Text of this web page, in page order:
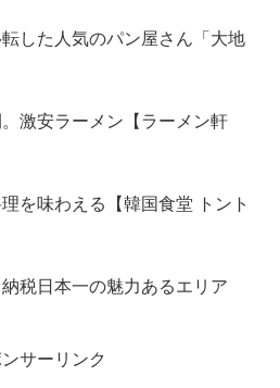
した人気のパン屋さん「大地
激安ラーメン【ラーメン軒
を味わえる【韓国食堂 トント
納税日本一の魅力あるエリア
サーリンク